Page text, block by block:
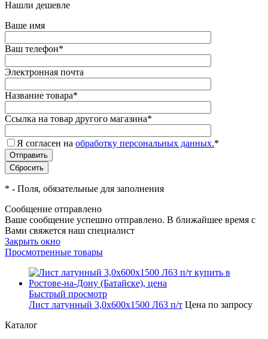
Нашли дешевле
Ваше имя
Ваш телефон*
Электронная почта
Название товара*
Ссылка на товар другого магазина*
Я согласен на обработку персональных данных.*
* - Поля, обязательные для заполнения
Сообщение отправлено
Ваше сообщение успешно отправлено. В ближайшее время с
Вами свяжется наш специалист
Закрыть окно
Просмотренные товары
Быстрый просмотр
Лист латунный 3,0х600х1500 Л63 п/т Цена по запросу
Каталог